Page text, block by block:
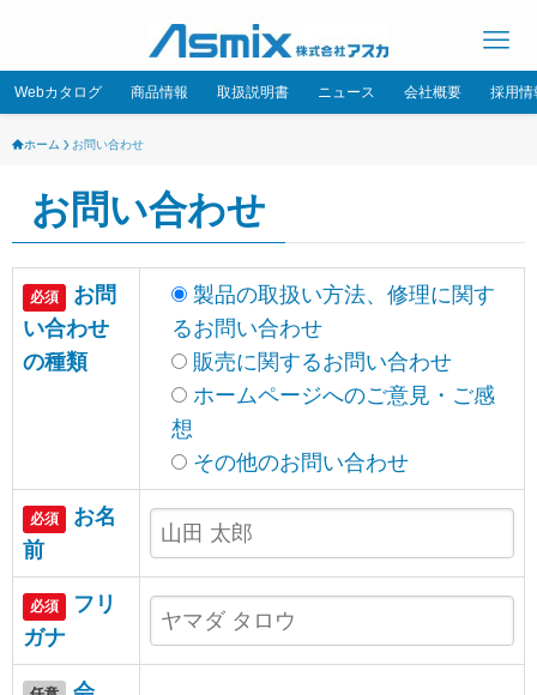
Webカタログ 商品情報 取扱説明書 ニュース 会社概要 採用情
ホーム お問い合わせ
お問い合わせ
必須
お問
い合わせ
の種類
製品の取扱い方法、修理に関す
るお問い合わせ
販売に関するお問い合わせ
ホームページへのご意見・ご感
想
その他のお問い合わせ
必須
お名
前
必須
フリ
ガナ